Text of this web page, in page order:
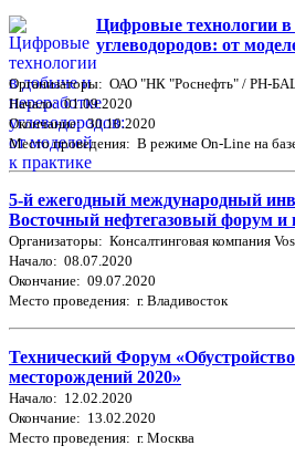
Цифровые технологии в
углеводородов: от
Организаторы: ОАО "НК "Роснефть" / РН-
Начало: 01.09.2020
Окончание: 30.10.2020
Место проведения: В режиме On-Line на
5-й ежегодный международный
Восточный нефтегазовый форум и
Организаторы: Консалтинговая компания
Начало: 08.07.2020
Окончание: 09.07.2020
Место проведения: г. Владивосток
Технический Форум
месторождений 2020»
Начало: 12.02.2020
Окончание: 13.02.2020
Место проведения: г. Москва